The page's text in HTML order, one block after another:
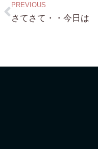
PREVIOUS